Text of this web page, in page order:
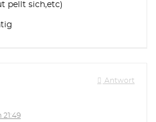
pellt sich,etc)
Antwort
21:49